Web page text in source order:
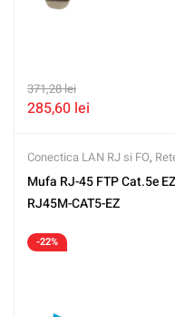
371,28lei
285,60 lei
Conectica LAN RJ si FO,
Mufa RJ-45 FTP Cat.5e
RJ45M-CAT5-EZ
-22%